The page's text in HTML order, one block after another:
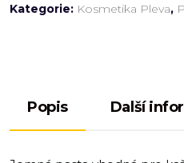
Kategorie: Kosmetika Pleva,
Popis Další